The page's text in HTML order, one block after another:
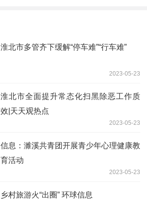
淮北市多管齐下缓解“停车难”“行车难”
2023-05-23
淮北市全面提升常态化扫黑除恶工作质
效|天天观热点
2023-05-23
信息：濉溪共青团开展青少年心理健康教
育活动
2023-05-23
乡村旅游火“出圈” 环球信息